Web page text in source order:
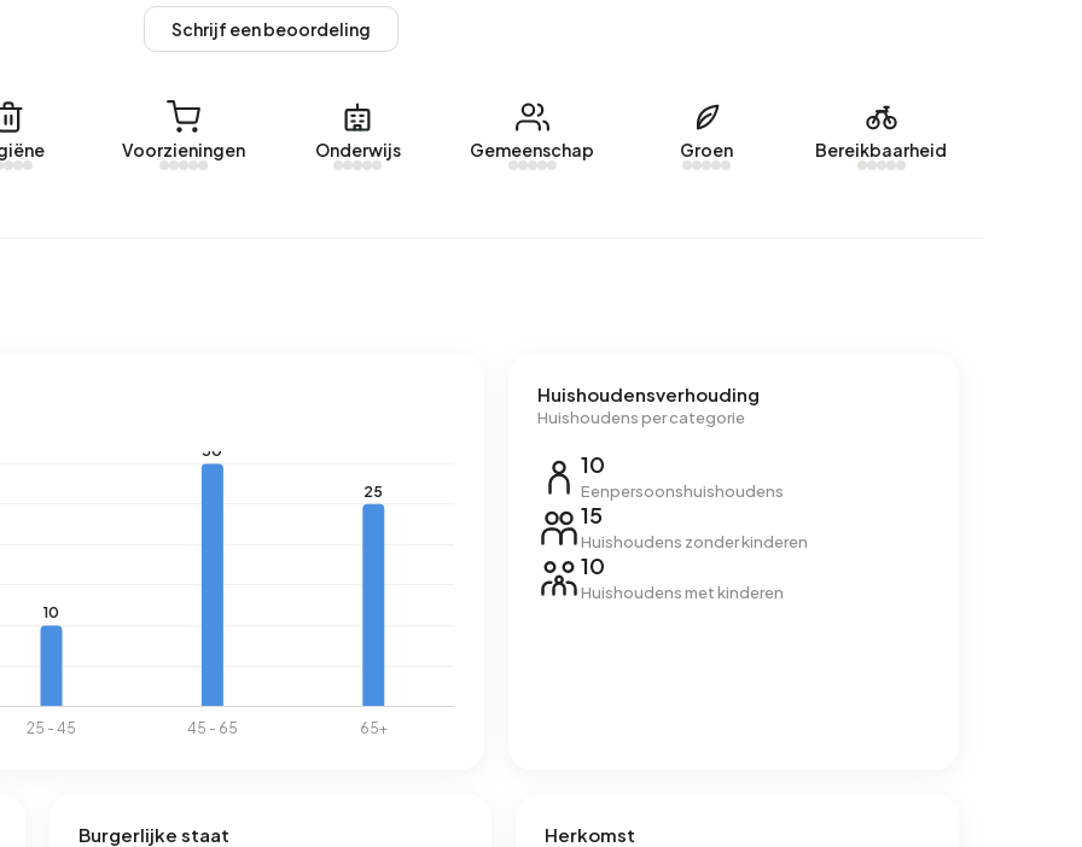
een geregistreerd energielabel. De meest voorkomende
landelijke gemiddelde van 2.810 kWh. Het
het landelijke gemiddelde van 1.280 m³.
Schrijf een beoordeling
Voorzieningen Onderwijs Gemeenschap Groen Bereikbaarheid
Huishoudensverhouding
Huishoudens per categorie
10
Eenpersoonshuishoudens
15
Huishoudens zonder kinderen
10
Huishoudens met kinderen
Burgerlijke staat Herkomst